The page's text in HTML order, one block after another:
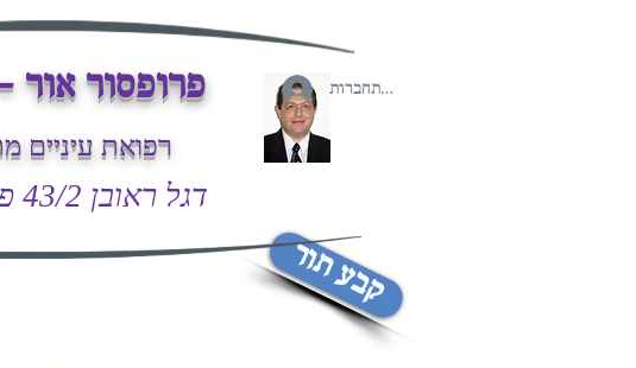
פרופסור אור
רפואת עיניים
דגל ראובן 43/2 פתח-תקוה
להתחברות
קבע תור